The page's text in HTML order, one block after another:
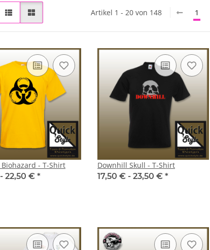
Artikel 1 - 20 von 148 1
- T-Shirt
22,50 € *
Downhill Skull - T-Shirt
17,50 € - 23,50 € *